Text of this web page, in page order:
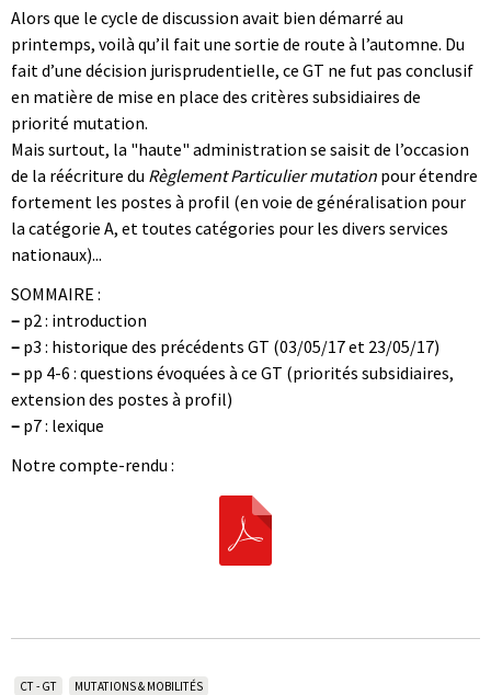
Alors que le cycle de discussion avait bien démarré au
printemps, voilà qu’il fait une sortie de route à l’automne. Du
fait d’une décision jurisprudentielle, ce GT ne fut pas conclusif
en matière de mise en place des critères subsidiaires de
priorité mutation.
Mais surtout, la "haute" administration se saisit de l’occasion
de la réécriture du Règlement Particulier mutation pour étendre
fortement les postes à profil (en voie de généralisation pour
la catégorie A, et toutes catégories pour les divers services
nationaux)...
SOMMAIRE :
– p2 : introduction
– p3 : historique des précédents GT (03/05/17 et 23/05/17)
– pp 4-6 : questions évoquées à ce GT (priorités subsidiaires,
extension des postes à profil)
– p7 : lexique
Notre compte-rendu :
CT - GT MUTATIONS & MOBILITÉS